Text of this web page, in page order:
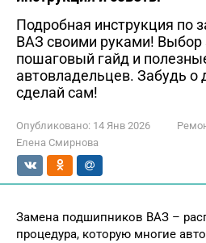
Подробная инструкция по
ВАЗ своими руками! Выбор
пошаговый гайд и
автовладельцев. Забудь о
сделай сам!
Опубликовано: 14 Янв 2026
Елена Смирнова
Замена подшипников ВАЗ –
процедура, которую многие